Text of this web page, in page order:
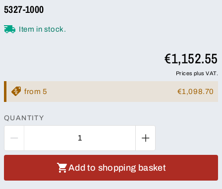
5327-1000
Item in stock.
€1,152.55
Prices plus VAT.
from 5 €1,098.70
QUANTITY
Add to shopping basket